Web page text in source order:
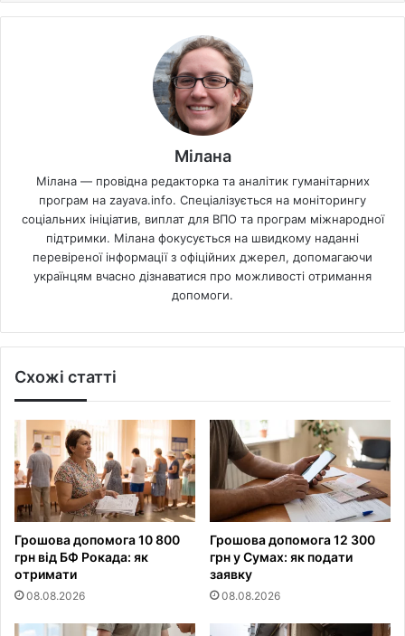
Мілана
Мілана — провідна редакторка та аналітик гуманітарних
програм на zayava.info. Спеціалізується на моніторингу
соціальних ініціатив, виплат для ВПО та програм міжнародної
підтримки. Мілана фокусується на швидкому наданні
перевіреної інформації з офіційних джерел, допомагаючи
українцям вчасно дізнаватися про можливості отримання
допомоги.
Схожі статті
Грошова допомога 10 800
грн від БФ Рокада: як
отримати
08.08.2026
Грошова допомога 12 300
грн у Сумах: як подати
заявку
08.08.2026